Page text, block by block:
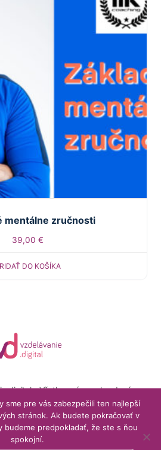
mentálne zručnosti
39,00 €
DO KOŠÍKA
- Všetky práva vyhradené
podmienky
Menu
Items
sme pre vás zabezpečili ten najlepší
stránok. Ak budete pokračovať v
budeme predpokladať, že ste s ňou
spokojní.